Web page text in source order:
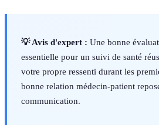
💡 Avis d'expert : Une bonne
essentielle pour un suivi de santé
votre propre ressenti durant les
bonne relation médecin-patient
communication.